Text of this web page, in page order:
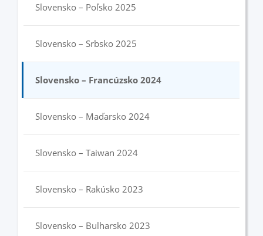
Slovensko – Poľsko 2025
Slovensko – Srbsko 2025
Slovensko – Francúzsko 2024
Slovensko – Maďarsko 2024
Slovensko – Taiwan 2024
Slovensko – Rakúsko 2023
Slovensko – Bulharsko 2023